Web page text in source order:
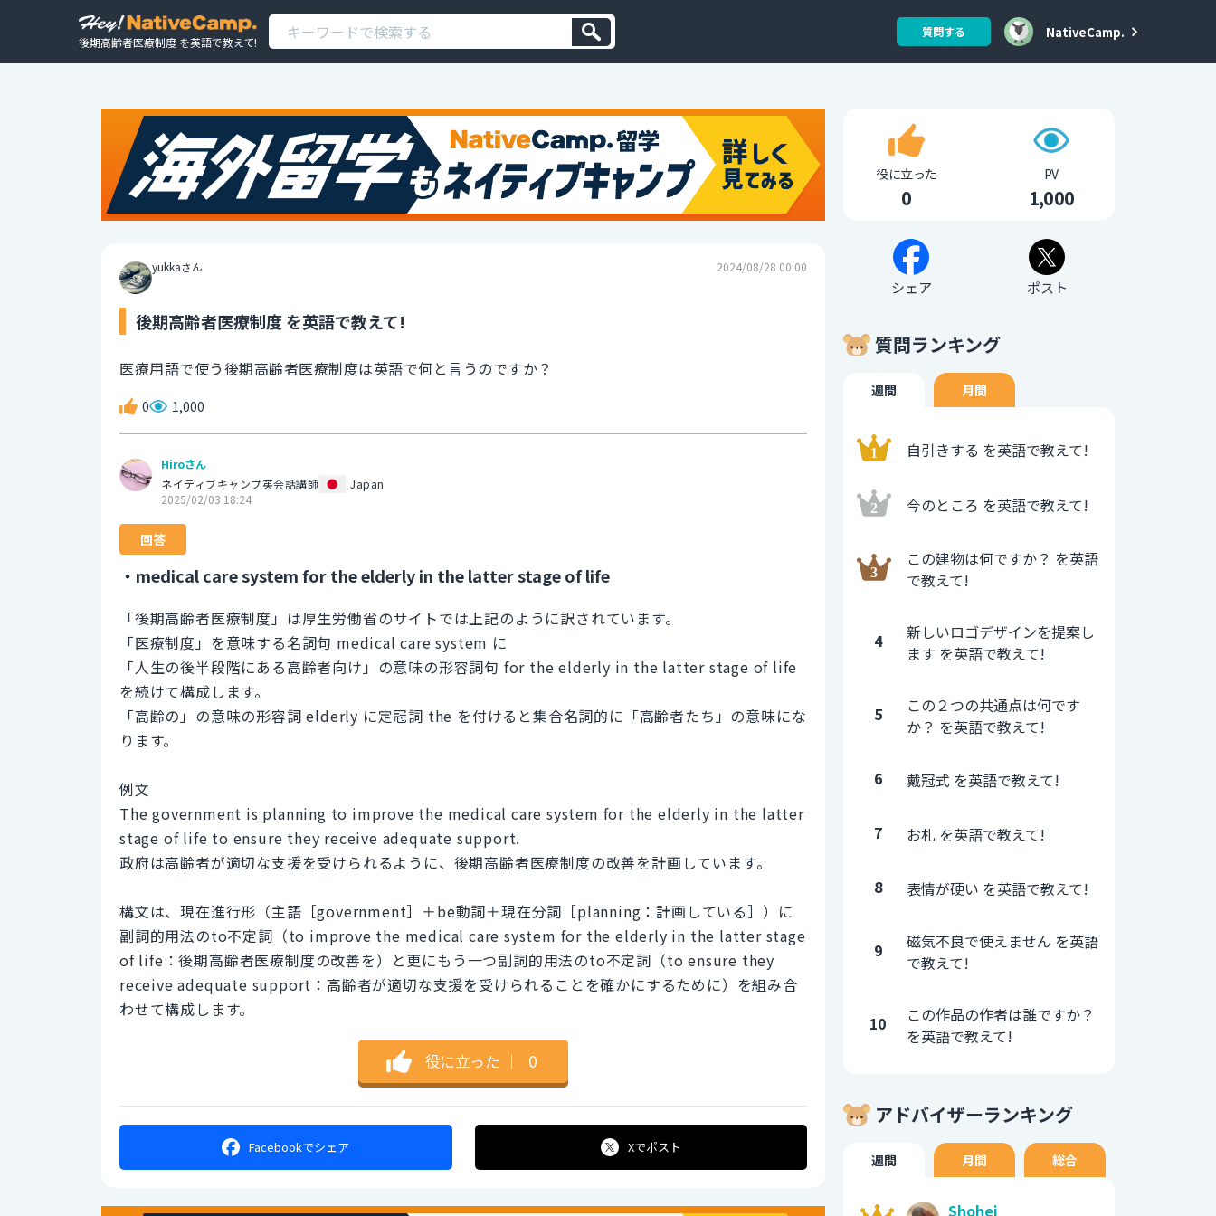
後期高齢者医療制度 を英語で教えて!
質問する NativeCamp.
yukkaさん 2024/08/28 00:00
後期高齢者医療制度 を英語で教えて!
医療用語で使う後期高齢者医療制度は英語で何と言うのですか？
0 1,000
Hiroさん
ネイティブキャンプ英会話講師
Japan
2025/02/03 18:24
回答
・medical care system for the elderly in the latter stage of life
「後期高齢者医療制度」は厚生労働省のサイトでは上記のように訳されています。
「医療制度」を意味する名詞句 medical care system に
「人生の後半段階にある高齢者向け」の意味の形容詞句 for the elderly in the latter stage of life
を続けて構成します。
「高齢の」の意味の形容詞 elderly に定冠詞 the を付けると集合名詞的に「高齢者たち」の意味にな
ります。
例文
The government is planning to improve the medical care system for the elderly in the latter
stage of life to ensure they receive adequate support.
政府は高齢者が適切な支援を受けられるように、後期高齢者医療制度の改善を計画しています。
構文は、現在進行形（主語［government］＋be動詞＋現在分詞［planning：計画している］）に
副詞的用法のto不定詞（to improve the medical care system for the elderly in the latter stage
of life：後期高齢者医療制度の改善を）と更にもう一つ副詞的用法のto不定詞（to ensure they
receive adequate support：高齢者が適切な支援を受けられることを確かにするために）を組み合
わせて構成します。
役に立った ｜ 0
Facebookでシェア Xでポスト
役に立った
0
PV
1,000
シェア ポスト
質問ランキング
週間 月間
自引きする を英語で教えて!
今のところ を英語で教えて!
この建物は何ですか？ を英語
で教えて!
4
新しいロゴデザインを提案し
ます を英語で教えて!
5
この２つの共通点は何です
か？ を英語で教えて!
6 戴冠式 を英語で教えて!
7 お札 を英語で教えて!
8 表情が硬い を英語で教えて!
9
磁気不良で使えません を英語
で教えて!
10
この作品の作者は誰ですか？
を英語で教えて!
アドバイザーランキング
週間 月間 総合
Shohei